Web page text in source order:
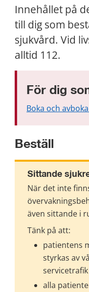
Innehållet på
till dig som
sjukvård. Vid
alltid 112.
För dig
Boka och
Beställ
Sittande
När det inte
även sittande i
Tänk på att:
patientens
styrkas av
servicetrafik
alla